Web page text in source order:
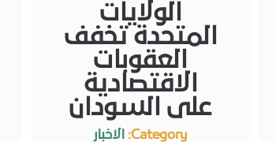
الولايات
المتحدة تخفف
العقوبات
الاقتصادية
على السودان
Category: الاخبار